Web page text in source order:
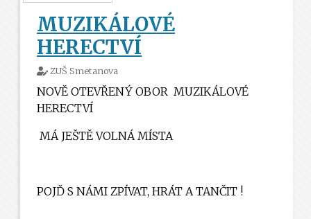
MUZIKÁLOVÉ
HERECTVÍ
ZUŠ Smetanova
NOVĚ OTEVŘENÝ OBOR MUZIKÁLOVÉ
HERECTVÍ
MÁ JEŠTĚ VOLNÁ MÍSTA
POJĎ S NÁMI ZPÍVAT, HRÁT A TANČIT !